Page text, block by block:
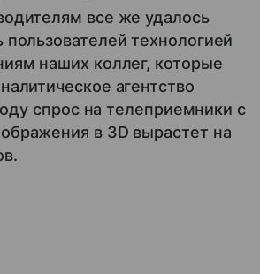
все же удалось
пользователей технологией
наших коллег, которые
агентство
спрос на телеприемники с
в 3D вырастет на